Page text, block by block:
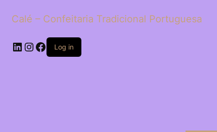
Calé – Confeitaria Tradicional Portuguesa
LinkedIn
Instagram
Facebook
Log in